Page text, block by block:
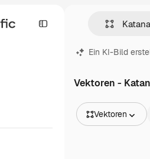
Ein KI-Bild
Vektoren -
Vektoren